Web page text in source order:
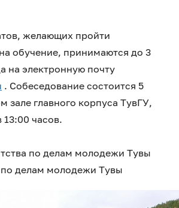
желающих пройти
обучение, принимаются до 3
на электронную почту
. Собеседование состоится 5
зале главного корпуса ТувГУ,
13:00 часов.
по делам молодежи Тувы
делам молодежи Тувы